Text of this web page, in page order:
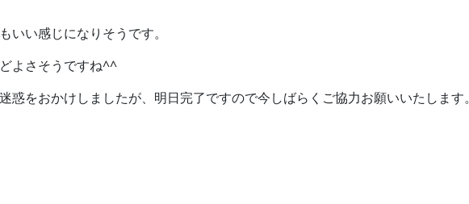
いい感じになりそうです。
よさそうですね^^
惑をおかけしましたが、明日完了ですので今しばらくご協力お願いいたします。